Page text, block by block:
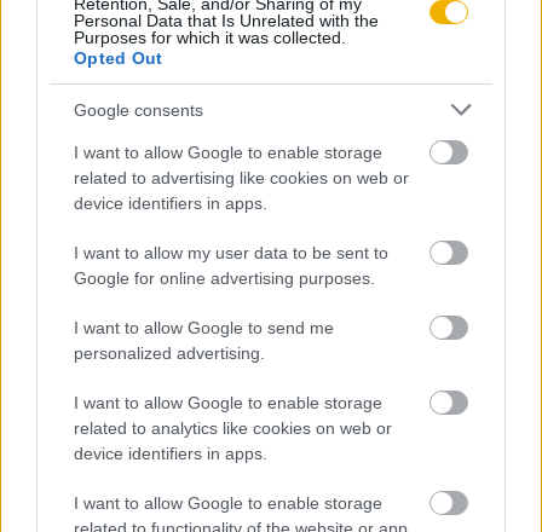
Personal Data that Is Unrelated with the
Purposes for which it was collected.
Opted Out
Google consents
I want to allow Google to enable storage
related to advertising like cookies on web or
device identifiers in apps.
I want to allow my user data to be sent to
Google for online advertising purposes.
I want to allow Google to send me
personalized advertising.
I want to allow Google to enable storage
related to analytics like cookies on web or
device identifiers in apps.
I want to allow Google to enable storage
Wirthné Diera Bernadett
„Fekete Hollók”
Boros Géza
Bukott hősök
Cseh Géza
Erőszak és önkényeskedések
Schlett András